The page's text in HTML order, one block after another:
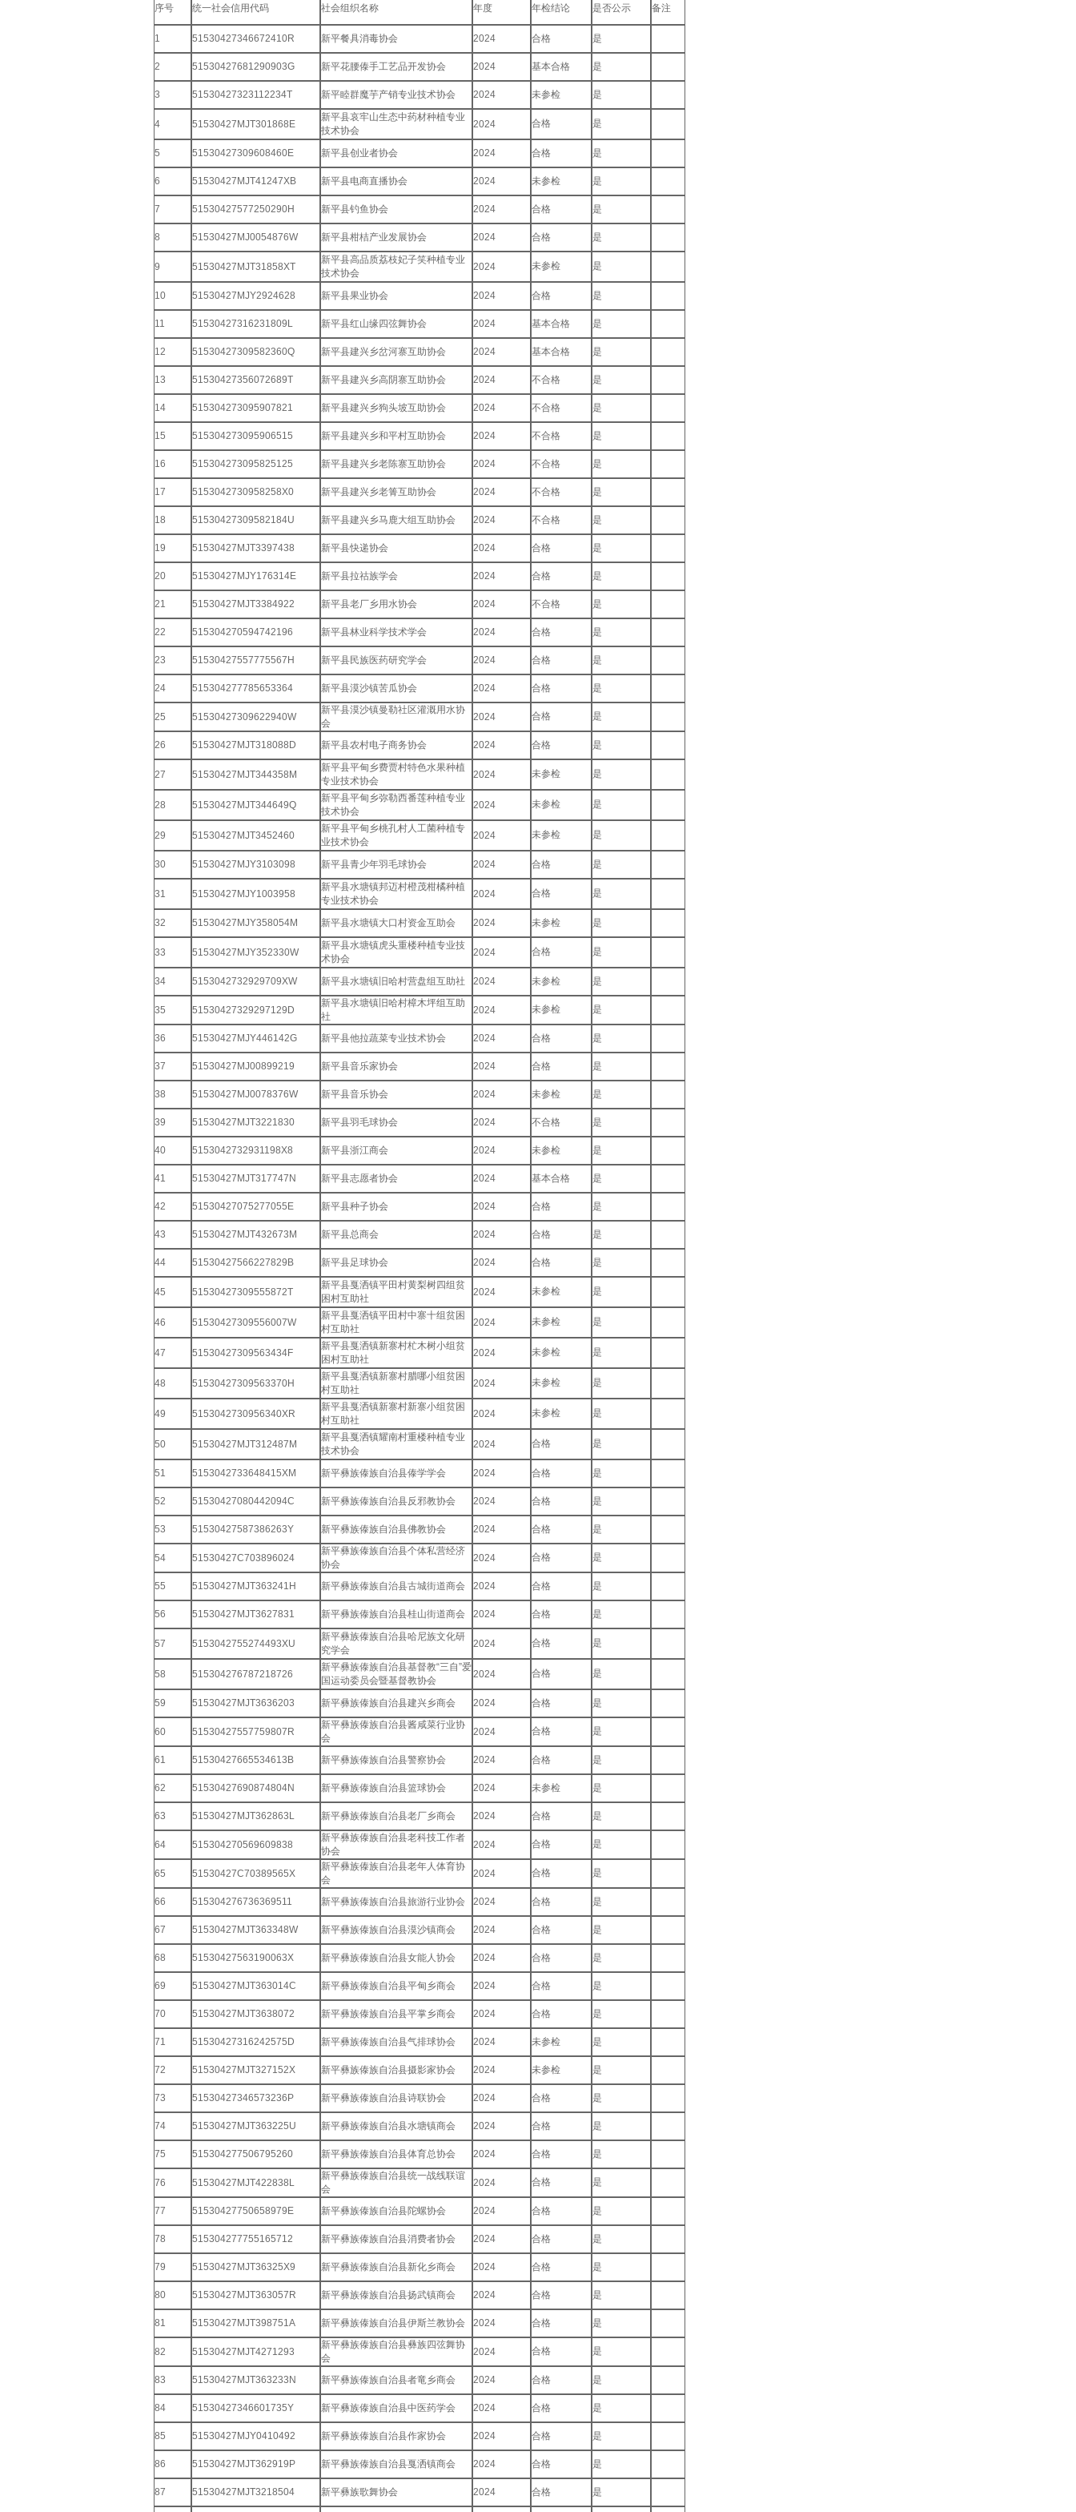
序号 统一社会信用代码 社会组织名称 年度 年检结论 是否公示 备注
1 51530427346672410R 新平餐具消毒协会 2024 合格 是
2 51530427681290903G 新平花腰傣手工艺品开发协会 2024 基本合格 是
3 51530427323112234T 新平睦群魔芋产销专业技术协会 2024 未参检 是
4 51530427MJT301868E
新平县哀牢山生态中药材种植专业
技术协会
2024 合格 是
5 51530427309608460E 新平县创业者协会 2024 合格 是
6 51530427MJT41247XB 新平县电商直播协会 2024 未参检 是
7 51530427577250290H 新平县钓鱼协会 2024 合格 是
8 51530427MJ0054876W 新平县柑桔产业发展协会 2024 合格 是
9 51530427MJT31858XT
新平县高品质荔枝妃子笑种植专业
技术协会
2024 未参检 是
10 51530427MJY2924628 新平县果业协会 2024 合格 是
11 51530427316231809L 新平县红山缘四弦舞协会 2024 基本合格 是
12 51530427309582360Q 新平县建兴乡岔河寨互助协会 2024 基本合格 是
13 51530427356072689T 新平县建兴乡高阴寨互助协会 2024 不合格 是
14 515304273095907821 新平县建兴乡狗头坡互助协会 2024 不合格 是
15 515304273095906515 新平县建兴乡和平村互助协会 2024 不合格 是
16 515304273095825125 新平县建兴乡老陈寨互助协会 2024 不合格 是
17 5153042730958258X0 新平县建兴乡老箐互助协会 2024 不合格 是
18 51530427309582184U 新平县建兴乡马鹿大组互助协会 2024 不合格 是
19 51530427MJT3397438 新平县快递协会 2024 合格 是
20 51530427MJY176314E 新平县拉祜族学会 2024 合格 是
21 51530427MJT3384922 新平县老厂乡用水协会 2024 不合格 是
22 515304270594742196 新平县林业科学技术学会 2024 合格 是
23 51530427557775567H 新平县民族医药研究学会 2024 合格 是
24 515304277785653364 新平县漠沙镇苦瓜协会 2024 合格 是
25 51530427309622940W
新平县漠沙镇曼勒社区灌溉用水协
会
2024 合格 是
26 51530427MJT318088D 新平县农村电子商务协会 2024 合格 是
27 51530427MJT344358M
新平县平甸乡费贾村特色水果种植
专业技术协会
2024 未参检 是
28 51530427MJT344649Q
新平县平甸乡弥勒西番莲种植专业
技术协会
2024 未参检 是
29 51530427MJT3452460
新平县平甸乡桃孔村人工菌种植专
业技术协会
2024 未参检 是
30 51530427MJY3103098 新平县青少年羽毛球协会 2024 合格 是
31 51530427MJY1003958
新平县水塘镇邦迈村橙茂柑橘种植
专业技术协会
2024 合格 是
32 51530427MJY358054M 新平县水塘镇大口村资金互助会 2024 未参检 是
33 51530427MJY352330W
新平县水塘镇虎头重楼种植专业技
术协会
2024 合格 是
34 5153042732929709XW 新平县水塘镇旧哈村营盘组互助社 2024 未参检 是
35 51530427329297129D
新平县水塘镇旧哈村樟木坪组互助
社
2024 未参检 是
36 51530427MJY446142G 新平县他拉蔬菜专业技术协会 2024 合格 是
37 51530427MJ00899219 新平县音乐家协会 2024 合格 是
38 51530427MJ0078376W 新平县音乐协会 2024 未参检 是
39 51530427MJT3221830 新平县羽毛球协会 2024 不合格 是
40 5153042732931198X8 新平县浙江商会 2024 未参检 是
41 51530427MJT317747N 新平县志愿者协会 2024 基本合格 是
42 51530427075277055E 新平县种子协会 2024 合格 是
43 51530427MJT432673M 新平县总商会 2024 合格 是
44 51530427566227829B 新平县足球协会 2024 合格 是
45 51530427309555872T
新平县戛洒镇平田村黄梨树四组贫
困村互助社
2024 未参检 是
46 51530427309556007W
新平县戛洒镇平田村中寨十组贫困
村互助社
2024 未参检 是
47 51530427309563434F
新平县戛洒镇新寨村杧木树小组贫
困村互助社
2024 未参检 是
48 51530427309563370H
新平县戛洒镇新寨村腊哪小组贫困
村互助社
2024 未参检 是
49 5153042730956340XR
新平县戛洒镇新寨村新寨小组贫困
村互助社
2024 未参检 是
50 51530427MJT312487M
新平县戛洒镇耀南村重楼种植专业
技术协会
2024 合格 是
51 5153042733648415XM 新平彝族傣族自治县傣学学会 2024 合格 是
52 51530427080442094C 新平彝族傣族自治县反邪教协会 2024 合格 是
53 51530427587386263Y 新平彝族傣族自治县佛教协会 2024 合格 是
54 51530427C703896024
新平彝族傣族自治县个体私营经济
协会
2024 合格 是
55 51530427MJT363241H 新平彝族傣族自治县古城街道商会 2024 合格 是
56 51530427MJT3627831 新平彝族傣族自治县桂山街道商会 2024 合格 是
57 5153042755274493XU
新平彝族傣族自治县哈尼族文化研
究学会
2024 合格 是
58 515304276787218726
新平彝族傣族自治县基督教“三自”爱
国运动委员会暨基督教协会
2024 合格 是
59 51530427MJT3636203 新平彝族傣族自治县建兴乡商会 2024 合格 是
60 51530427557759807R
新平彝族傣族自治县酱咸菜行业协
会
2024 合格 是
61 51530427665534613B 新平彝族傣族自治县警察协会 2024 合格 是
62 51530427690874804N 新平彝族傣族自治县篮球协会 2024 未参检 是
63 51530427MJT362863L 新平彝族傣族自治县老厂乡商会 2024 合格 是
64 515304270569609838
新平彝族傣族自治县老科技工作者
协会
2024 合格 是
65 51530427C70389565X
新平彝族傣族自治县老年人体育协
会
2024 合格 是
66 515304276736369511 新平彝族傣族自治县旅游行业协会 2024 合格 是
67 51530427MJT363348W 新平彝族傣族自治县漠沙镇商会 2024 合格 是
68 51530427563190063X 新平彝族傣族自治县女能人协会 2024 合格 是
69 51530427MJT363014C 新平彝族傣族自治县平甸乡商会 2024 合格 是
70 51530427MJT3638072 新平彝族傣族自治县平掌乡商会 2024 合格 是
71 51530427316242575D 新平彝族傣族自治县气排球协会 2024 未参检 是
72 51530427MJT327152X 新平彝族傣族自治县摄影家协会 2024 未参检 是
73 51530427346573236P 新平彝族傣族自治县诗联协会 2024 合格 是
74 51530427MJT363225U 新平彝族傣族自治县水塘镇商会 2024 合格 是
75 515304277506795260 新平彝族傣族自治县体育总协会 2024 合格 是
76 51530427MJT422838L
新平彝族傣族自治县统一战线联谊
会
2024 合格 是
77 51530427750658979E 新平彝族傣族自治县陀螺协会 2024 合格 是
78 515304277755165712 新平彝族傣族自治县消费者协会 2024 合格 是
79 51530427MJT36325X9 新平彝族傣族自治县新化乡商会 2024 合格 是
80 51530427MJT363057R 新平彝族傣族自治县扬武镇商会 2024 合格 是
81 51530427MJT398751A 新平彝族傣族自治县伊斯兰教协会 2024 合格 是
82 51530427MJT4271293
新平彝族傣族自治县彝族四弦舞协
会
2024 合格 是
83 51530427MJT363233N 新平彝族傣族自治县者竜乡商会 2024 合格 是
84 51530427346601735Y 新平彝族傣族自治县中医药学会 2024 合格 是
85 51530427MJY0410492 新平彝族傣族自治县作家协会 2024 合格 是
86 51530427MJT362919P 新平彝族傣族自治县戛洒镇商会 2024 合格 是
87 51530427MJT3218504 新平彝族歌舞协会 2024 合格 是